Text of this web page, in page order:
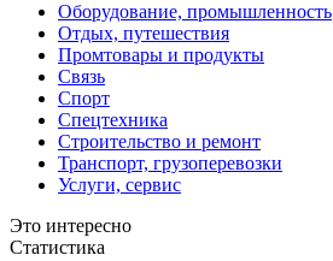
Оборудование, промышленность
Отдых, путешествия
Промтовары и продукты
Связь
Спорт
Спецтехника
Строительство и ремонт
Транспорт, грузоперевозки
Услуги, сервис
Это интересно
Статистика